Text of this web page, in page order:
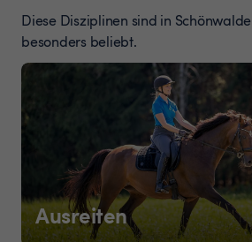
Diese Disziplinen sind in
besonders beliebt.
Ausreiten